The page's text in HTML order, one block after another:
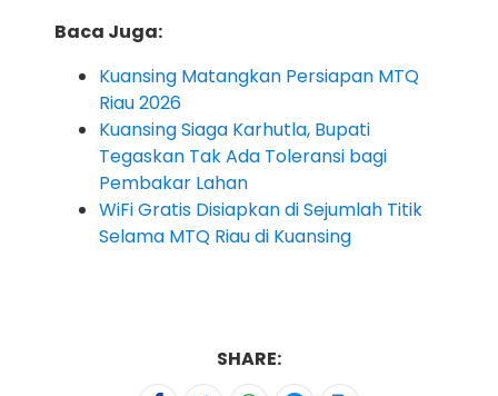
Baca Juga:
Kuansing Matangkan Persiapan MTQ
Riau 2026
Kuansing Siaga Karhutla, Bupati
Tegaskan Tak Ada Toleransi bagi
Pembakar Lahan
WiFi Gratis Disiapkan di Sejumlah Titik
Selama MTQ Riau di Kuansing
SHARE: